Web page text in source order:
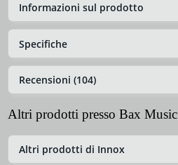
Informazioni sul prodotto
Specifiche
Recensioni (104)
Altri prodotti presso Bax Music
Altri prodotti di Innox